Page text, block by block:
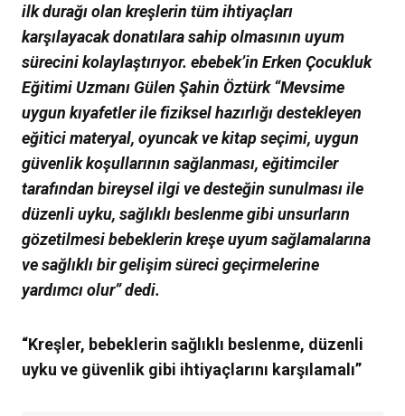
ilk durağı olan kreşlerin tüm ihtiyaçları
karşılayacak donatılara sahip olmasının uyum
sürecini kolaylaştırıyor. ebebek’in Erken Çocukluk
Eğitimi Uzmanı Gülen Şahin Öztürk “Mevsime
uygun kıyafetler ile fiziksel hazırlığı destekleyen
eğitici materyal, oyuncak ve kitap seçimi, uygun
güvenlik koşullarının sağlanması, eğitimciler
tarafından bireysel ilgi ve desteğin sunulması ile
düzenli uyku, sağlıklı beslenme gibi unsurların
gözetilmesi bebeklerin kreşe uyum sağlamalarına
ve sağlıklı bir gelişim süreci geçirmelerine
yardımcı olur” dedi.
“Kreşler, bebeklerin sağlıklı beslenme, düzenli
uyku ve güvenlik gibi ihtiyaçlarını karşılamalı”